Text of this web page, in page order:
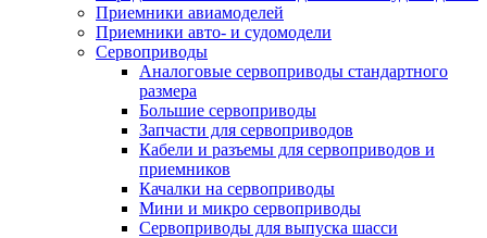
Приемники авиамоделей
Приемники авто- и судомодели
Сервоприводы
Аналоговые сервоприводы стандартного
размера
Большие сервоприводы
Запчасти для сервоприводов
Кабели и разъемы для сервоприводов и
приемников
Качалки на сервоприводы
Мини и микро сервоприводы
Сервоприводы для выпуска шасси